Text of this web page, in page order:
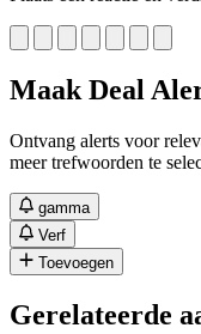
Maak Deal
Ontvang alerts voor
meer trefwoorden te
gamma
Verf
Toevoegen
Gerelateerde